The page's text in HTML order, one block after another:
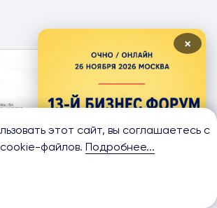
этот сайт, вы соглашаетесь с
файлов. Подробнее...
×